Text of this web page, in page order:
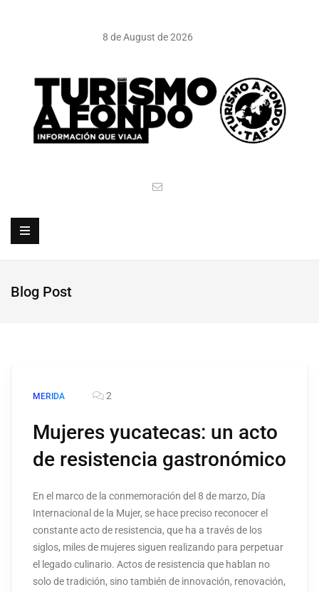
8 de August de 2026
Blog Post
MERIDA 2
Mujeres yucatecas: un acto
de resistencia gastronómico
En el marco de la conmemoración del 8 de marzo, Día
Internacional de la Mujer, se hace preciso reconocer el
constante acto de resistencia, que ha a través de los
siglos, miles de mujeres siguen realizando para perpetuar
el legado culinario. Actos de resistencia que hablan no
solo de tradición, sino también de innovación, renovación,